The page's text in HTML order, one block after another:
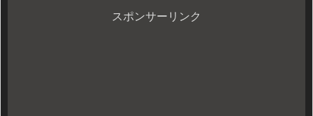
スポンサーリンク